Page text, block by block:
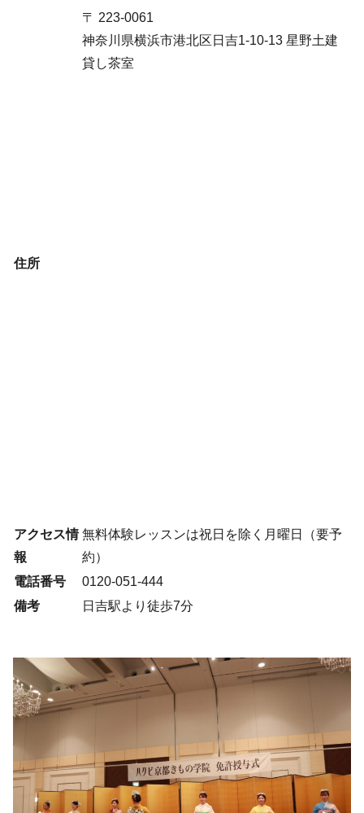
住所
〒 223-0061
神奈川県横浜市港北区日吉1-10-13 星野土建
貸し茶室
アクセス情
報
無料体験レッスンは祝日を除く月曜日（要予
約）
電話番号
0120-051-444
備考
日吉駅より徒歩7分